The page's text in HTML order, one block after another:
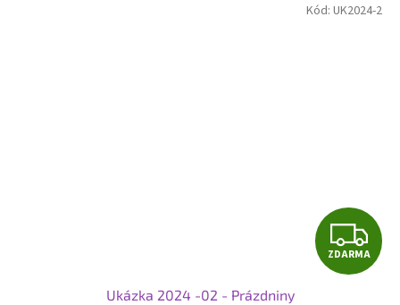
Z
D
ZDARMA
Ukázka 2024 -02 - Prázdniny
Kód: UK2024-2